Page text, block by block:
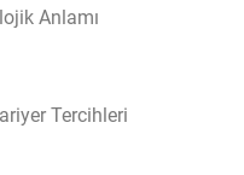
Anlamı
Tercihleri